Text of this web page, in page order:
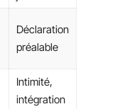
Déclaration
préalable
Intimité,
intégration